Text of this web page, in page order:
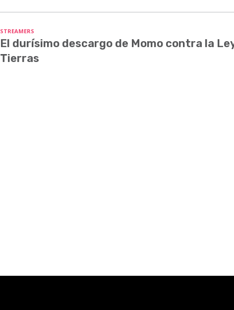
STREAMERS
El durísimo descargo de Momo contra la
Tierras